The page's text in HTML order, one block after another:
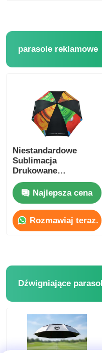
parasole reklamowe
Niestandardowe
Sublimacja
Drukowane
promocyjne parasolki
Automatyczne
otwieranie parasolki
Najlepsza cena
Rozmawiaj teraz.
Dźwigniające